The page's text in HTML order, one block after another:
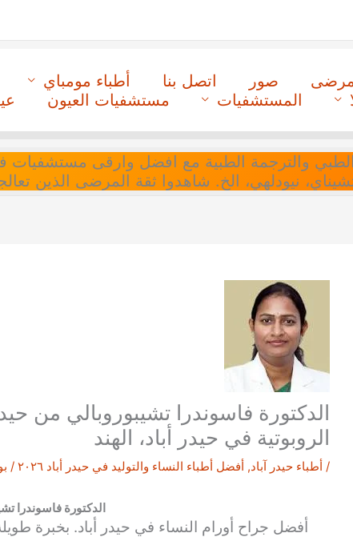
صور اتصل بنا أطباء مومباي
المستشفيات مستشفيات العيون
الطبي والترجمة الطبية مع افضل وارقى
تشيناي، نيودلهي، الخ. شاهدوا ثقة المرضى الذين
الدكتورة فاسوندرا تشيبوروبالي من
الروبوتية في حيدر أباد، الهند
/ أطباء حيدر آباد, أفضل أطباء النساء والتوليد في حيدر أباد ٢٠٢٦ /
الدكتورة فاسوندرا
أفضل جراح أورام النساء في حيدر أباد. بخبرة